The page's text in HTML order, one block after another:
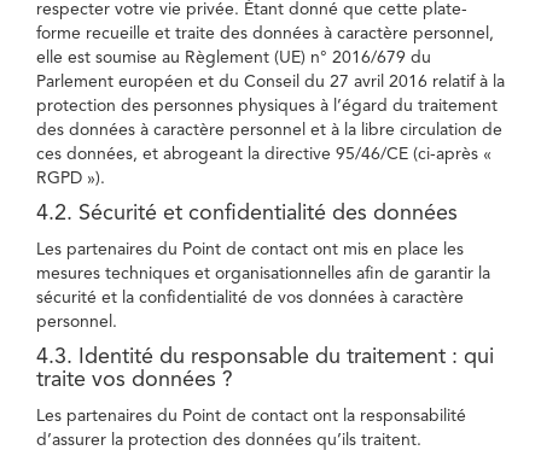
respecter votre vie privée. Étant donné que cette plate-
forme recueille et traite des données à caractère personnel,
elle est soumise au Règlement (UE) n° 2016/679 du
Parlement européen et du Conseil du 27 avril 2016 relatif à la
protection des personnes physiques à l’égard du traitement
des données à caractère personnel et à la libre circulation de
ces données, et abrogeant la directive 95/46/CE (ci-après «
RGPD »).
4.2. Sécurité et confidentialité des données
Les partenaires du Point de contact ont mis en place les
mesures techniques et organisationnelles afin de garantir la
sécurité et la confidentialité de vos données à caractère
personnel.
4.3. Identité du responsable du traitement : qui
traite vos données ?
Les partenaires du Point de contact ont la responsabilité
d’assurer la protection des données qu’ils traitent.